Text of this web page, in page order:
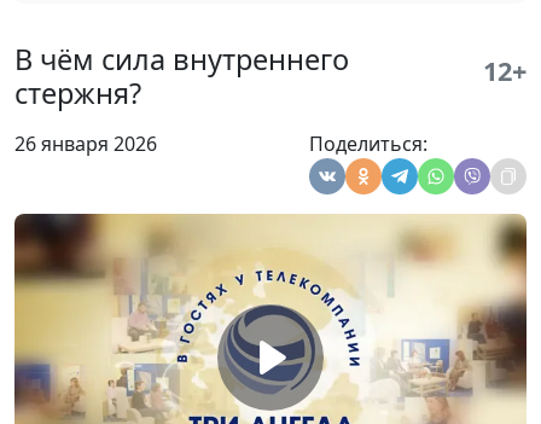
В чём сила внутреннего
стержня?
12+
26 января 2026 Поделиться:
Сила быть собой
Анна Богатская, Марина
Перешивкина
Как обрести твёрдую
веру в Бога
Анна Богатская, Алина
Амирова
#183